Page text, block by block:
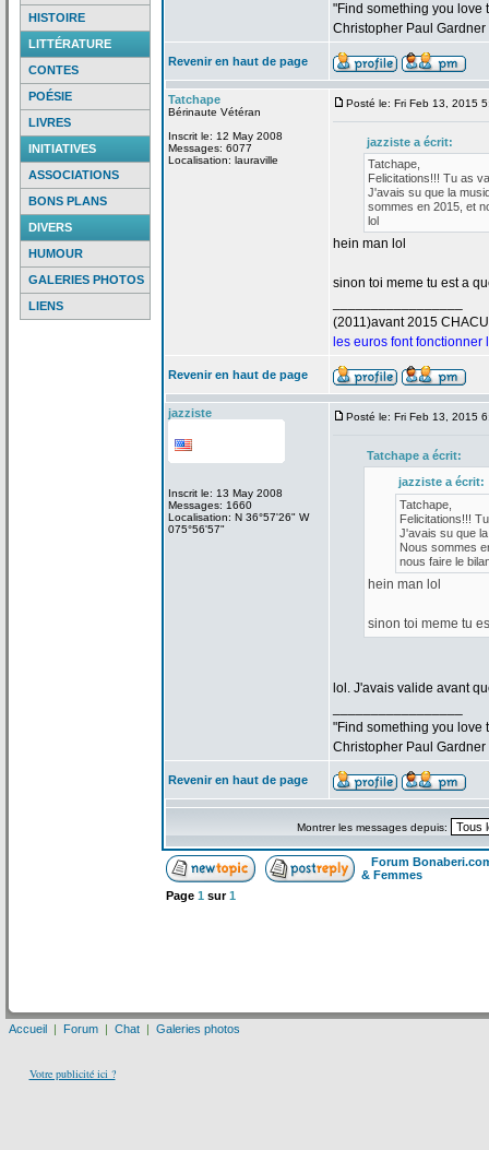
HISTOIRE
LITTÉRATURE
CONTES
POÉSIE
LIVRES
INITIATIVES
ASSOCIATIONS
BONS PLANS
DIVERS
HUMOUR
GALERIES PHOTOS
LIENS
"Find something you love
Christopher Paul Gardner
Revenir en haut de page
Tatchape
Bérinaute Vétéran
Inscrit le: 12 May 2008
Messages: 6077
Localisation: lauraville
Posté le: Fri Feb 13, 2015
jazziste a écrit:
Tatchape,
Felicitations!!! Tu as
J'avais su que la
sommes en 2015, et
lol
hein man lol
sinon toi meme tu est a
(2011)avant 2015
les euros font fonctionner
Revenir en haut de page
jazziste
Inscrit le: 13 May 2008
Messages: 1660
Localisation: N 36°57'26" W
075°56'57"
Posté le: Fri Feb 13, 2015
Tatchape a écrit:
jazziste aécrit:
Tatchape,
Felicitations!!!
J'avais su que la
Nous sommes
nous faire le
hein man lol
sinon toi meme tu
lol. J'avais valide avant
"Find something you love
Christopher Paul Gardner
Revenir en haut de page
Montrer les messages depuis:
Forum
& Femmes
Page 1 sur1
Accueil | Forum | Chat | Galeries photos
Votre publicité ici ?